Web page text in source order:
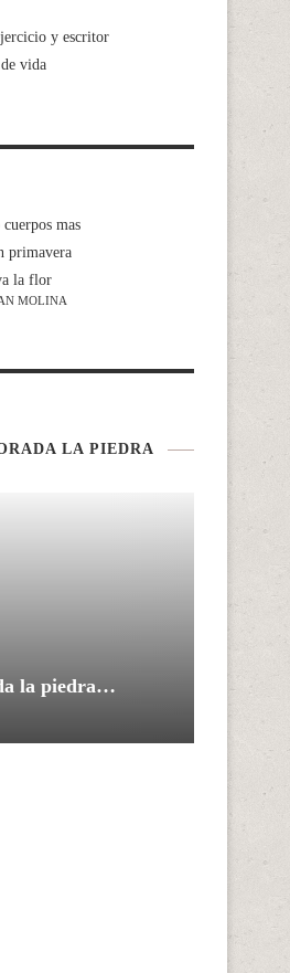
y escritor
vida
mas
primavera
la flor
MOLINA
LA PIEDRA
la piedra…